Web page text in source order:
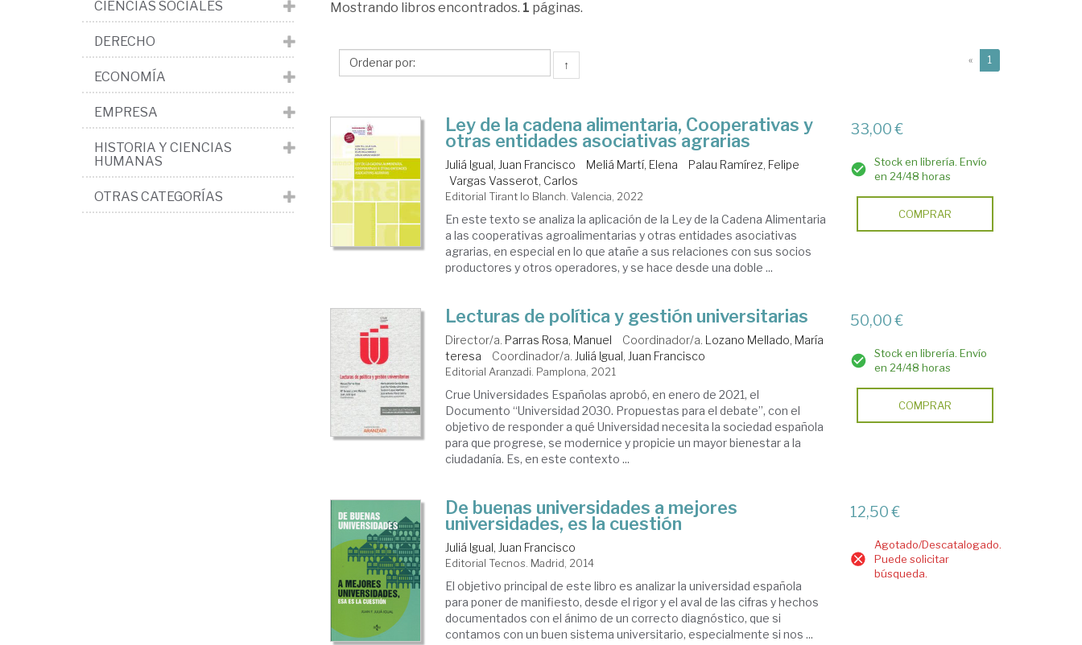
Juliá
Juan
Mostrando libros encontrados. 1 páginas.
↑ « 1
Ley de la cadena alimentaria, Cooperativas y
otras entidades asociativas agrarias
Juliá Igual, Juan Francisco Meliá Martí, Elena
Palau Ramírez, Felipe
Vargas Vasserot, Carlos
Editorial Tirant lo Blanch. Valencia, 2022
En este texto se analiza la aplicación de la Ley de la Cadena Alimentaria
a las cooperativas agroalimentarias y otras entidades asociativas
agrarias, en especial en lo que atañe a sus relaciones con sus socios
productores y otros operadores, y se hace desde una doble ...
33,00 €
Stock en librería. Envío
en 24/48 horas
COMPRAR
Lecturas de política y gestión universitarias
Director/a. Parras Rosa, Manuel Coordinador/a. Lozano Mellado, María
teresa
Coordinador/a. Juliá Igual, Juan Francisco
Editorial Aranzadi. Pamplona, 2021
Crue Universidades Españolas aprobó, en enero de 2021, el
Documento “Universidad 2030. Propuestas para el debate”, con el
objetivo de responder a qué Universidad necesita la sociedad española
para que progrese, se modernice y propicie un mayor bienestar a la
ciudadanía. Es, en este contexto ...
50,00 €
Stock en librería. Envío
en 24/48 horas
COMPRAR
De buenas universidades a mejores
universidades, es la cuestión
Juliá Igual, Juan Francisco
Editorial Tecnos. Madrid, 2014
El objetivo principal de este libro es analizar la universidad española
para poner de manifiesto, desde el rigor y el aval de las cifras y hechos
documentados con el ánimo de un correcto diagnóstico, que si
contamos con un buen sistema universitario, especialmente si nos ...
12,50 €
Agotado/Descatalogado.
Puede solicitar
búsqueda.
CIENCIAS SOCIALES
DERECHO
ECONOMÍA
EMPRESA
HISTORIA Y CIENCIAS
HUMANAS
OTRAS CATEGORÍAS